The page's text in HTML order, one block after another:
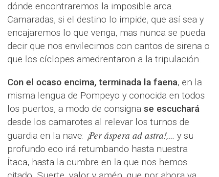
dónde encontraremos la imposible arca.
Camaradas, si el destino lo impide, que así sea y
encajaremos lo que venga, mas nunca se pueda
decir que nos envilecimos con cantos de sirena o
que los cíclopes amedrentaron a la tripulación.
Con el ocaso encima, terminada la faena, en la
misma lengua de Pompeyo y conocida en todos
los puertos, a modo de consigna se escuchará
desde los camarotes al relevar los turnos de
guardia en la nave: ¡Per áspera ad astra!,... y su
profundo eco irá retumbando hasta nuestra
Ítaca, hasta la cumbre en la que nos hemos